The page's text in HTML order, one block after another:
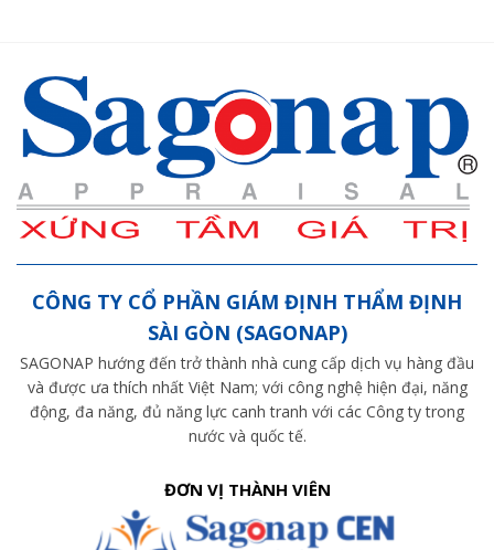
CÔNG TY CỔ PHẦN GIÁM ĐỊNH THẨM ĐỊNH
SÀI GÒN (SAGONAP)
SAGONAP hướng đến trở thành nhà cung cấp dịch vụ hàng đầu
và được ưa thích nhất Việt Nam; với công nghệ hiện đại, năng
động, đa năng, đủ năng lực canh tranh với các Công ty trong
nước và quốc tế.
ĐƠN VỊ THÀNH VIÊN